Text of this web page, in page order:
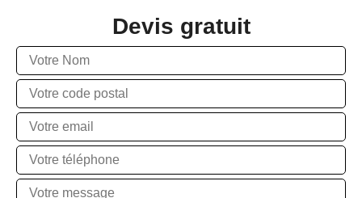
Devis gratuit